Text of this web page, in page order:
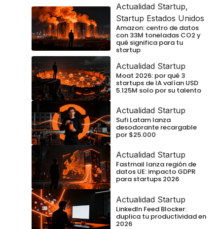
Actualidad Startup,
Startup Estados Unidos
Amazon: centro de datos
con 33M toneladas CO2 y
qué significa para tu
startup
Actualidad Startup
Moat 2026: por qué 3
startups de IA valían USD
5.125M solo por su talento
Actualidad Startup
Sufi Latam lanza
desodorante recargable
por $25.000
Actualidad Startup
Fastmail lanza región de
datos UE: impacto GDPR
para startups 2026
Actualidad Startup
LinkedIn Feed Blocker:
duplica tu productividad en
2026